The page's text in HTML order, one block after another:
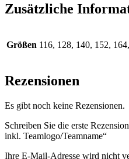
Zusätzliche
Größen 116, 128, 140, 152,
Rezensionen
Es gibt noch keine Rezensionen.
Schreiben Sie die erste
inkl. Teamlogo/Teamname“
Ihre E-Mail-Adresse wird nicht